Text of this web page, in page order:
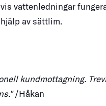
vattenledningar
av sättlim.
kundmottagning.
/Håkan